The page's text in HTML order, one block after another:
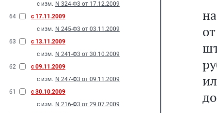
с изм. N 324-Ф3 от 17.12.2009
64
с 17.11.2009
с изм. N 245-Ф3 от 03.11.2009
63
с 13.11.2009
с изм. N 241-Ф3 от 30.10.2009
62
с 09.11.2009
с изм. N 247-Ф3 от 09.11.2009
61
с 30.10.2009
с изм. N 216-Ф3 от 29.07.2009